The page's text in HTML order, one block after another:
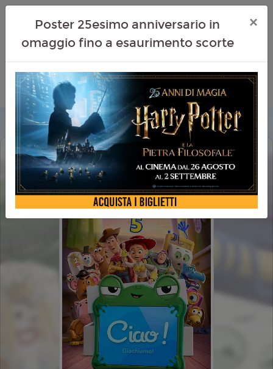
TOY STORY 5
Poster 25esimo anniversario in
omaggio fino a esaurimento scorte
×